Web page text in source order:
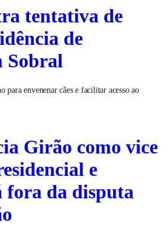
tentativa de
de
Sobral
para envenenar cães e facilitar acesso ao
Girão como vice
e
fora da disputa